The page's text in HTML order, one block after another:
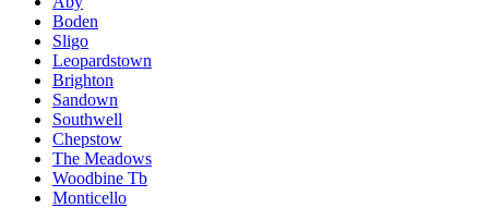
Boden
Sligo
Leopardstown
Brighton
Sandown
Southwell
Chepstow
The Meadows
Woodbine Tb
Monticello